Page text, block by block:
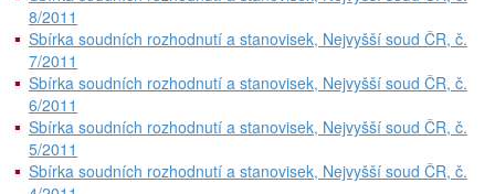
8/2011
Sbírka soudních rozhodnutí a stanovisek, Nejvyšší soud ČR, č.
7/2011
Sbírka soudních rozhodnutí a stanovisek, Nejvyšší soud ČR, č.
6/2011
Sbírka soudních rozhodnutí a stanovisek, Nejvyšší soud ČR, č.
5/2011
Sbírka soudních rozhodnutí a stanovisek, Nejvyšší soud ČR, č.